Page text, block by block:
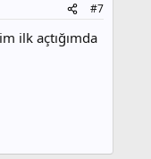
#7
ilk açtığımda